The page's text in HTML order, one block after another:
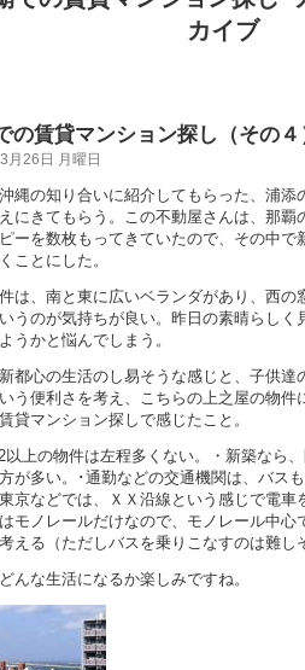
カイブ
の賃貸マンション探し（その４
月26日 月曜日
縄の知り合いに紹介してもらった、浦添
にきてもらう。この不動屋さんは、那覇
ーを数枚もってきていたので、その中で
ことにした。
は、南と東に広いベランダがあり、西の
うのが気持ちが良い。昨日の素晴らしく
うかと悩んでしまう。
都心の生活のし易そうな感じと、子供達
う便利さを考え、こちらの上之屋の物件
貸マンション探しで感じたこと。
以上の物件は左程多くない。・新築なら
が多い。･通勤などの交通機関は、バス
京などでは、ＸＸ沿線という感じで電車
モノレールだけなので、モノレール中心
える（ただしバスを乗りこなすのは難し
んな生活になるか楽しみですね。